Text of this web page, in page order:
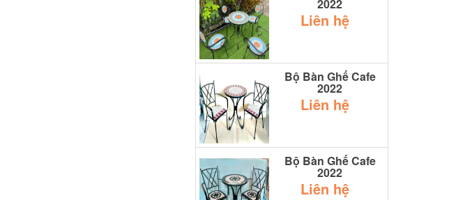
2022
Liên hệ
Bộ Bàn Ghế Cafe
2022
Liên hệ
Bộ Bàn Ghế Cafe
2022
Liên hệ